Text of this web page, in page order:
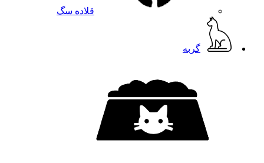
قلاده سگ
گربه